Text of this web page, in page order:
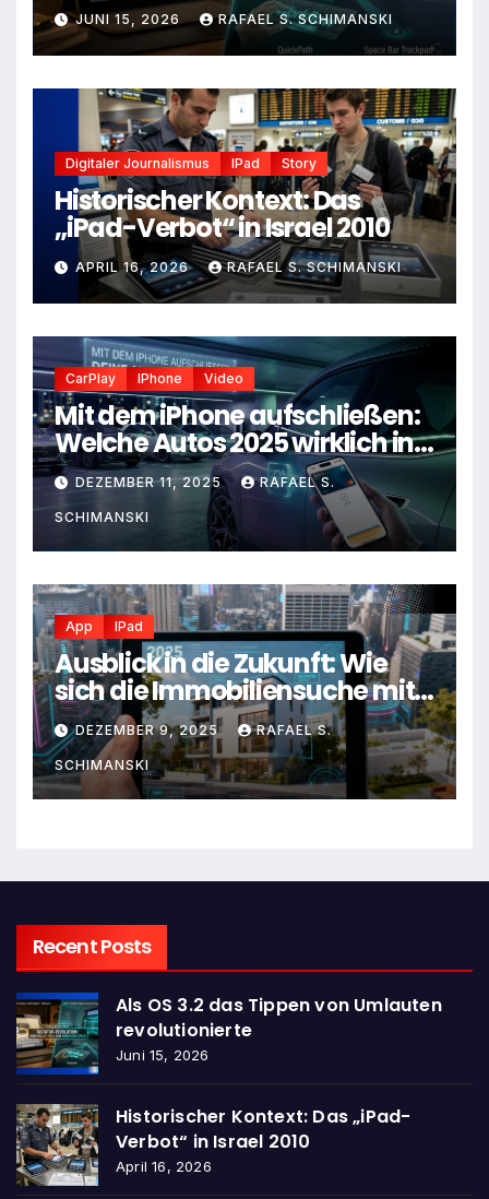
JUNI 15, 2026 RAFAEL S. SCHIMANSKI
Digitaler Journalismus IPad Story
Historischer Kontext: Das
„iPad-Verbot“ in Israel 2010
APRIL 16, 2026 RAFAEL S. SCHIMANSKI
CarPlay IPhone Video
Mit dem iPhone aufschließen:
Welche Autos 2025 wirklich in
deine Apple-Welt passen
DEZEMBER 11, 2025 RAFAEL S.
SCHIMANSKI
App IPad
Ausblick in die Zukunft: Wie
sich die Immobiliensuche mit
dem iPad wirklich entwickelt
hatDEZEMBER 9, 2025 RAFAEL S.
SCHIMANSKI
Recent Posts
Als OS 3.2 das Tippen von Umlauten
revolutionierte
Juni 15, 2026
Historischer Kontext: Das „iPad-
Verbot“ in Israel 2010
April 16, 2026